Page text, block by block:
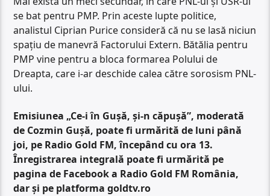
se bat pentru PMP. Prin aceste lupte politice,
analistul Ciprian Purice consideră că nu se lasă niciun
spațiu de manevră Factorului Extern. Bătălia pentru
PMP vine pentru a bloca formarea Polului de
Dreapta, care i-ar deschide calea către sorosism PNL-
ului.
Emisiunea „Ce-i în Gușă, și-n căpușă”, moderată
de Cozmin Gușă, poate fi urmărită de luni până
joi, pe Radio Gold FM, începând cu ora 13.
Înregistrarea integrală poate fi urmărită pe
pagina de Facebook a Radio Gold FM România,
dar și pe platforma goldtv.ro